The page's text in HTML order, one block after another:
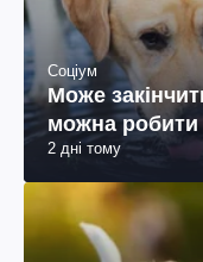
Соціум
Може
можна робити
2 дні тому